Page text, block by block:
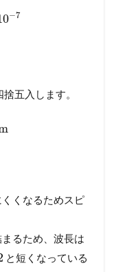
−7
五入します。
くなるためスピ
るため、波長は
と短くなっている